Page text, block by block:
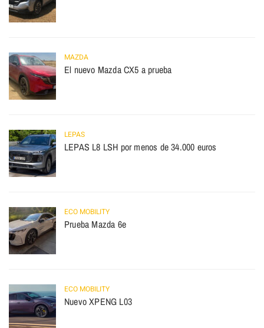
MAZDA
El nuevo Mazda CX5 a prueba
LEPAS
LEPAS L8 LSH por menos de 34.000 euros
ECO MOBILITY
Prueba Mazda 6e
ECO MOBILITY
Nuevo XPENG L03